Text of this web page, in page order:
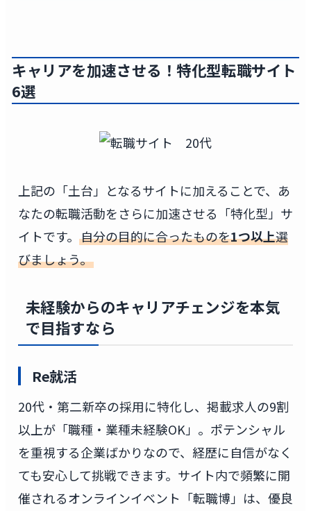
キャリアを加速させる！特化型転職サイト
6選
上記の「土台」となるサイトに加えることで、あ
なたの転職活動をさらに加速させる「特化型」サ
イトです。 自分の目的に合ったものを1つ以上選
びましょう。
未経験からのキャリアチェンジを本気
で目指すなら
Re就活
20代・第二新卒の採用に特化し、掲載求人の9割
以上が「職種・業種未経験OK」。ポテンシャル
を重視する企業ばかりなので、経歴に自信がなく
ても安心して挑戦できます。サイト内で頻繁に開
催されるオンラインイベント「転職博」は、優良